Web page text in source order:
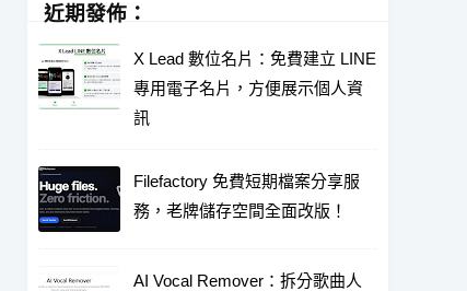
近期發佈：
X Lead 數位名片：免費建立 LINE
專用電子名片，方便展示個人資
訊
Filefactory 免費短期檔案分享服
務，老牌儲存空間全面改版！
AI Vocal Remover：拆分歌曲人